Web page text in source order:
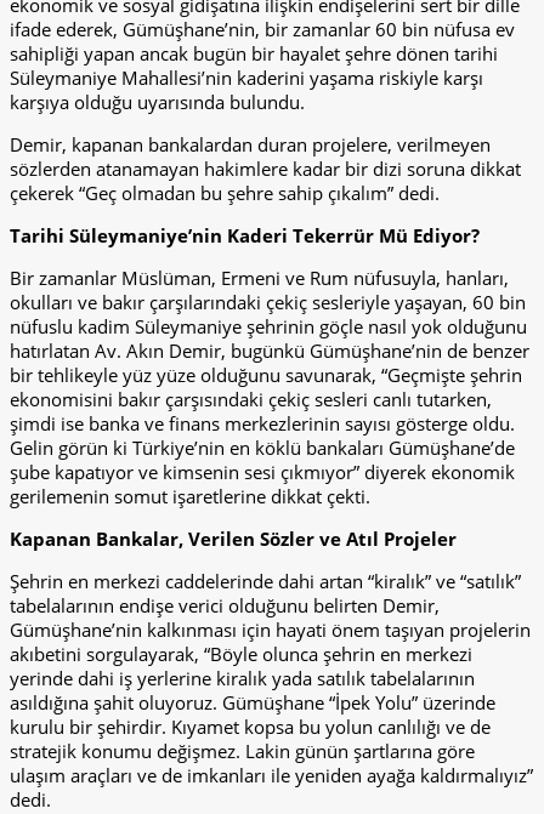
ekonomik ve sosyal gidişatına ilişkin endişelerini sert bir dille
ifade ederek, Gümüşhane’nin, bir zamanlar 60 bin nüfusa ev
sahipliği yapan ancak bugün bir hayalet şehre dönen tarihi
Süleymaniye Mahallesi’nin kaderini yaşama riskiyle karşı
karşıya olduğu uyarısında bulundu.
Demir, kapanan bankalardan duran projelere, verilmeyen
sözlerden atanamayan hakimlere kadar bir dizi soruna dikkat
çekerek “Geç olmadan bu şehre sahip çıkalım” dedi.
Tarihi Süleymaniye’nin Kaderi Tekerrür Mü Ediyor?
Bir zamanlar Müslüman, Ermeni ve Rum nüfusuyla, hanları,
okulları ve bakır çarşılarındaki çekiç sesleriyle yaşayan, 60 bin
nüfuslu kadim Süleymaniye şehrinin göçle nasıl yok olduğunu
hatırlatan Av. Akın Demir, bugünkü Gümüşhane’nin de benzer
bir tehlikeyle yüz yüze olduğunu savunarak, “Geçmişte şehrin
ekonomisini bakır çarşısındaki çekiç sesleri canlı tutarken,
şimdi ise banka ve finans merkezlerinin sayısı gösterge oldu.
Gelin görün ki Türkiye’nin en köklü bankaları Gümüşhane’de
şube kapatıyor ve kimsenin sesi çıkmıyor” diyerek ekonomik
gerilemenin somut işaretlerine dikkat çekti.
Kapanan Bankalar, Verilen Sözler ve Atıl Projeler
Şehrin en merkezi caddelerinde dahi artan “kiralık” ve “satılık”
tabelalarının endişe verici olduğunu belirten Demir,
Gümüşhane’nin kalkınması için hayati önem taşıyan projelerin
akıbetini sorgulayarak, “Böyle olunca şehrin en merkezi
yerinde dahi iş yerlerine kiralık yada satılık tabelalarının
asıldığına şahit oluyoruz. Gümüşhane “İpek Yolu” üzerinde
kurulu bir şehirdir. Kıyamet kopsa bu yolun canlılığı ve de
stratejik konumu değişmez. Lakin günün şartlarına göre
ulaşım araçları ve de imkanları ile yeniden ayağa kaldırmalıyız”
dedi.